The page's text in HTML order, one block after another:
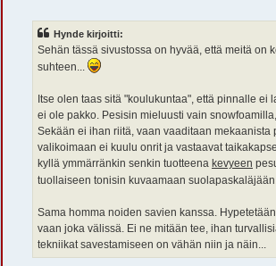
Hynde kirjoitti:
Sehän tässä sivustossa on hyvää, että meitä on
suhteen...
Itse olen taas sitä "koulukuntaa", että pinnalle ei
ei ole pakko. Pesisin mieluusti vain
Sekään ei ihan riitä, vaan vaaditaan mekaanista
valikoimaan ei kuulu onrit ja vastaavat
kyllä ymmärränkin senkin tuotteena kevyeen
tuollaiseen tonisin kuvaamaan
Sama homma noiden savien kanssa.
vaan joka välissä. Ei ne mitään tee, ihan
tekniikat savestamiseen on vähän niin ja näin...